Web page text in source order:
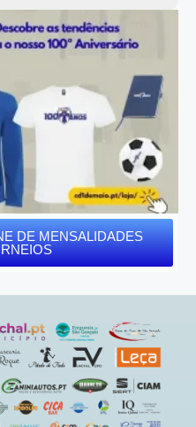
DE MENSALIDADES